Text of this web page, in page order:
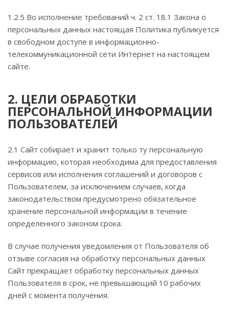
1.2.5 Во исполнение требований ч. 2 ст. 18.1 Закона о
персональных данных настоящая Политика публикуется
в свободном доступе в информационно-
телекоммуникационной сети Интернет на настоящем
сайте.
2. ЦЕЛИ ОБРАБОТКИ
ПЕРСОНАЛЬНОЙ ИНФОРМАЦИИ
ПОЛЬЗОВАТЕЛЕЙ
2.1 Сайт собирает и хранит только ту персональную
информацию, которая необходима для предоставления
сервисов или исполнения соглашений и договоров с
Пользователем, за исключением случаев, когда
законодательством предусмотрено обязательное
хранение персональной информации в течение
определенного законом срока.
В случае получения уведомления от Пользователя об
отзыве согласия на обработку персональных данных
Сайт прекращает обработку персональных данных
Пользователя в срок, не превышающий 10 рабочих
дней с момента получения.